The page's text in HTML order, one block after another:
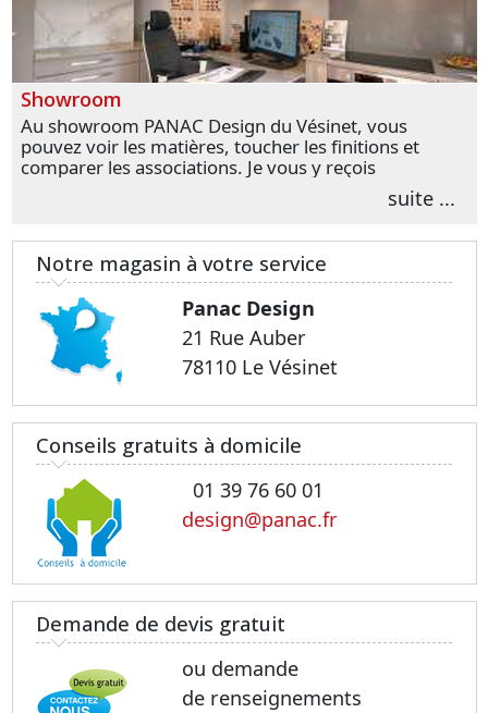
Showroom
Au showroom PANAC Design du Vésinet, vous
pouvez voir les matières, toucher les finitions et
comparer les associations. Je vous y reçois
personnellement pour parler de votre projet et
transformer vos premières idées en choix plussuite ...
Notre magasin à votre service
Panac Design
21 Rue Auber
78110 Le Vésinet
Conseils gratuits à domicile
01 39 76 60 01
design@panac.fr
Demande de devis gratuit
ou demande
de renseignements